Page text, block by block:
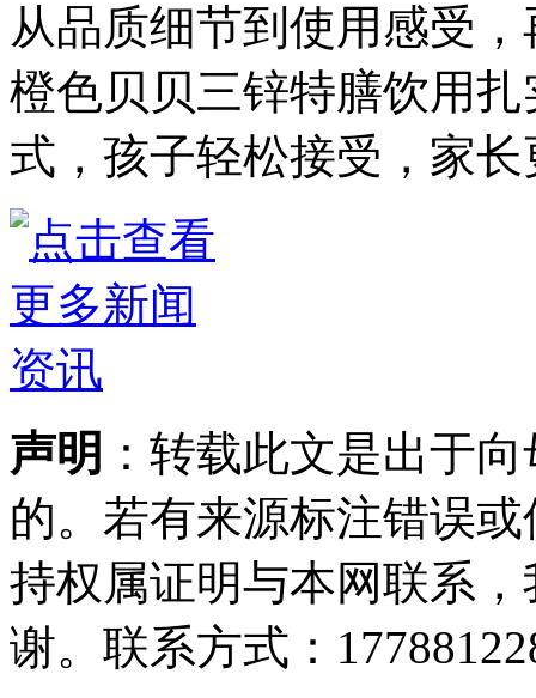
从品质细节到使用感受
橙色贝贝三锌特膳饮用
式，孩子轻松接受，家
声明 ：转载此文是出于
的。若有来源标注错误
持权属证明与本网联系
谢。联系方式：